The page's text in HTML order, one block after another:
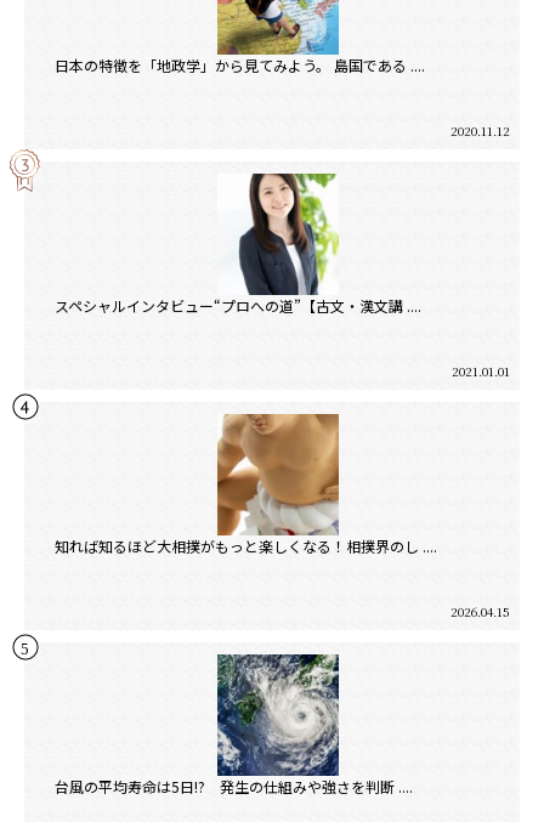
日本の特徴を「地政学」から見てみよう。 島国である ....
2020.11.12
スペシャルインタビュー“プロへの道”【古文・漢文講 ....
2021.01.01
知れば知るほど大相撲がもっと楽しくなる！相撲界のし ....
2026.04.15
台風の平均寿命は5日!? 発生の仕組みや強さを判断 ....